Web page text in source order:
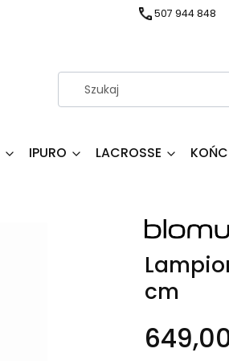
507 944 848
IPURO LACROSSE
cm